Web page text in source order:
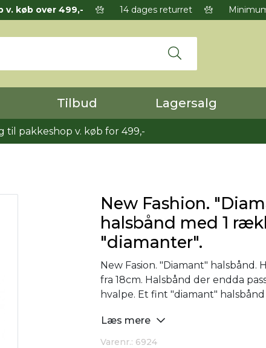
v. køb over 499,- 14 dages returret
Tilbud Lagersalg
til pakkeshop v. køb for 499,-
New Fashion.
halsbånd med 1
"diamanter".
New Fasion. "Diamant" halsbånd.
fra 18cm. Halsbånd der endda
hvalpe. Et fint "diamant"
Læs mere
Varenr.: 6924